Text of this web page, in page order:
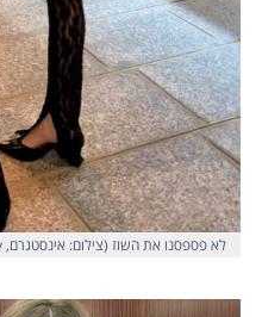
לא פספסנו את השוז (צילום: אינסטגרם, kimorazulay)